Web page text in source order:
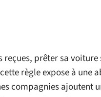
reçues, prêter sa
règle expose à une
compagnies ajoutent